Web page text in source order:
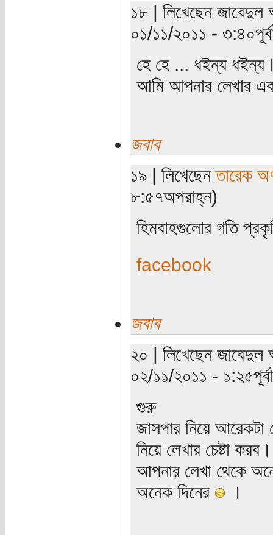
১৮ | লিখেছেন জাবেদুল
০১/১১/২০১১ -
হে হে ... ধইন্য
আমি আপনার লেখার
জবাব
১৯ | লিখেছেনতারেক
৮:৫৭অপরাহ্ন)
হিমবাহগুলোর গতি
facebook
জবাব
২০ | লিখেছেন জাবেদুল
০২/১১/২০১১ -
গুরু
জাসপার নিয়ে আরেকটা
নিয়ে লেখার চেষ্টা করব।
আপনার লেখা থেকে
অনেক দিনের
।